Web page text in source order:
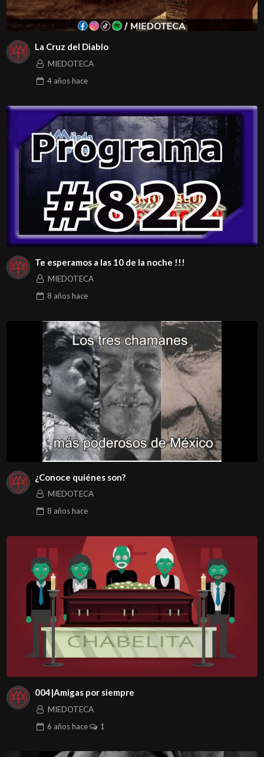
La Cruz del Diablo
MIEDOTECA
4 añoshace
Te esperamos a las 10 de la noche !!!
MIEDOTECA
8 añoshace
¿Conoce quiénes son?
MIEDOTECA
8 añoshace
004|Amigas por siempre
MIEDOTECA
6 añoshace 1